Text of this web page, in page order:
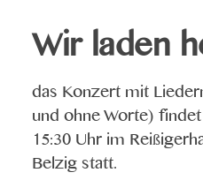
Wir laden
das Konzert mit
und ohne Worte)
15:30 Uhr im
Belzig statt.